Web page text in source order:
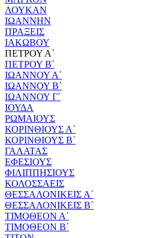
ΛΟΥΚΑΝ
ΙΩΑΝΝΗΝ
ΠΡΑΞΕΙΣ
ΙΑΚΩΒΟΥ
ΠΕΤΡΟΥ Α΄
ΠΕΤΡΟΥ Β΄
ΙΩΑΝΝΟΥ Α΄
ΙΩΑΝΝΟΥ Β΄
ΙΩΑΝΝΟΥ Γ΄
ΙΟΥΔΑ
ΡΩΜΑΙΟΥΣ
ΚΟΡΙΝΘΙΟΥΣ Α΄
ΚΟΡΙΝΘΙΟΥΣ Β΄
ΓΑΛΑΤΑΣ
ΕΦΕΣΙΟΥΣ
ΦΙΛΙΠΠΗΣΙΟΥΣ
ΚΟΛΟΣΣΑΕΙΣ
ΘΕΣΣΑΛΟΝΙΚΕΙΣ Α΄
ΘΕΣΣΑΛΟΝΙΚΕΙΣ Β΄
ΤΙΜΟΘΕΟΝ Α΄
ΤΙΜΟΘΕΟΝ Β΄